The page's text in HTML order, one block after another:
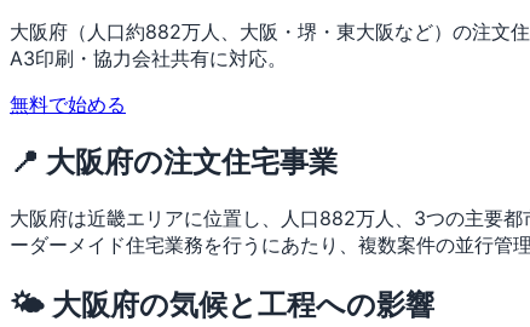
大阪府（人口約882万人、大阪・堺・東大阪など）の注文
A3印刷・協力会社共有に対応。
無料で始める
📍 大阪府の注文住宅事業
大阪府は近畿エリアに位置し、人口882万人、3つの主要
ーダーメイド住宅業務を行うにあたり、複数案件の並行管
🌤 大阪府の気候と工程への影響